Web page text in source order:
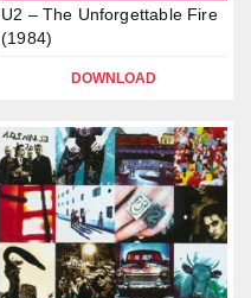
U2 – The Unforgettable Fire
(1984)
DOWNLOAD